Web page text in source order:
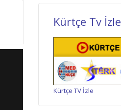
Kürtçe Tv İzle
Kürtçe TV İzle